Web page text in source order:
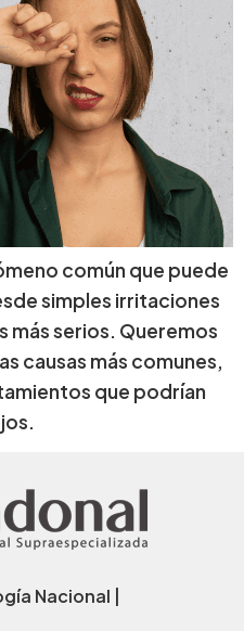
común que puede
simples irritaciones
más serios. Queremos
causas más comunes,
que podrían
Nacional |